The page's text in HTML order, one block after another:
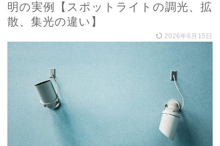
明の実例【スポットライトの調光、拡
散、集光の違い】
2026年6月15日